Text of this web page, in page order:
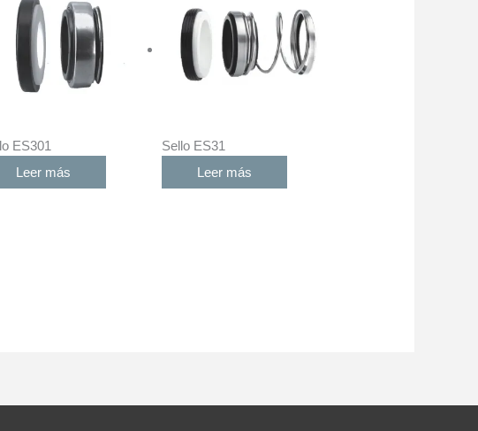
ES301
Leer más
Sello ES31
Leer más